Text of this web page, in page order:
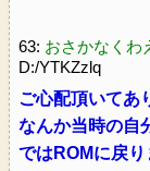
63: おさかなくわ
D:/YTKZzlq
ご心配頂いてあ
なんか当時の自
ではROMに戻り